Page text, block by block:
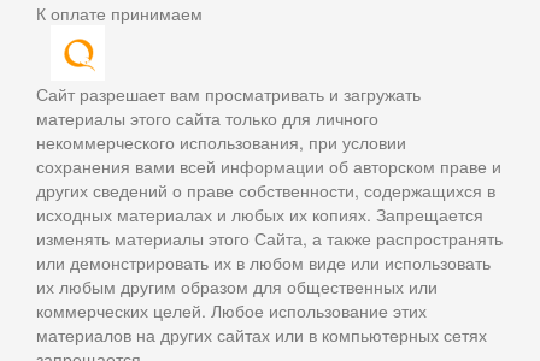
К оплате принимаем
Сайт разрешает вам просматривать и загружать
материалы этого сайта только для личного
некоммерческого использования, при условии
сохранения вами всей информации об авторском праве и
других сведений о праве собственности, содержащихся в
исходных материалах и любых их копиях. Запрещается
изменять материалы этого Сайта, а также распространять
или демонстрировать их в любом виде или использовать
их любым другим образом для общественных или
коммерческих целей. Любое использование этих
материалов на других сайтах или в компьютерных сетях